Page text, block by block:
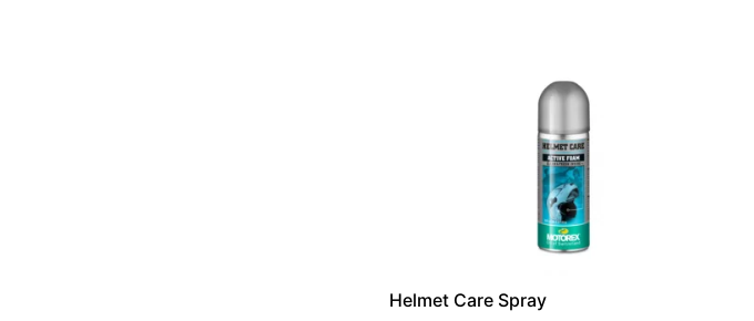
Helmet Care Spray